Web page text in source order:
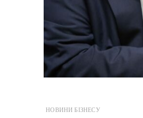
НОВИНИ БІЗНЕСУ